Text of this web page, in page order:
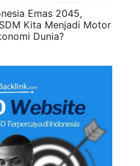
Emas 2045,
Kita Menjadi Motor
Dunia?